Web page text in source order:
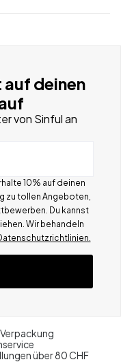
deinen
von Sinful an
10% auf deinen
zu tollen Angeboten,
Du kannst
Wir behandeln
über 80 CHF